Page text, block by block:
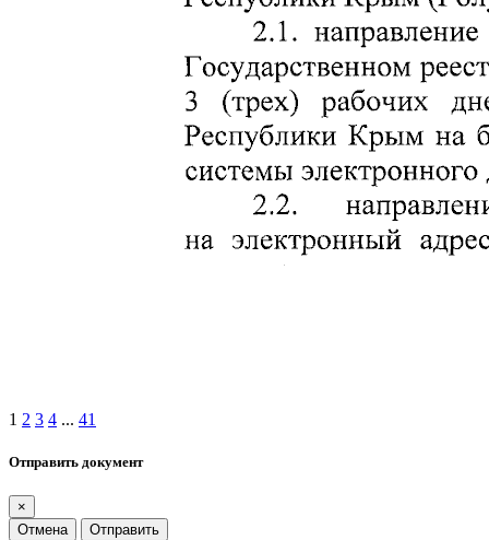
1 2 3 4 ... 41
Отправить документ
×
Отмена
Отправить